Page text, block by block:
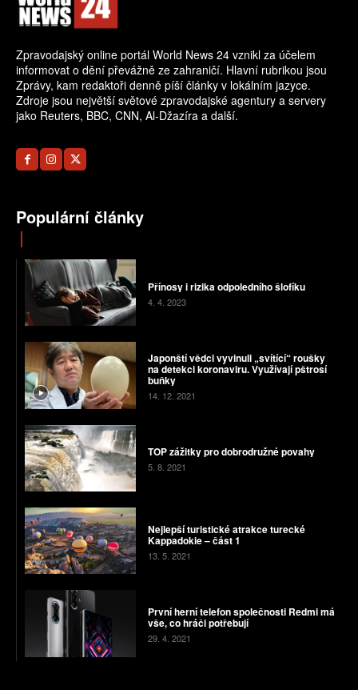
Zpravodajský online portál World News 24 vznikl za účelem
informovat o dění převážně ze zahraničí. Hlavní rubrikou jsou
Zprávy, kam redaktoři denně píší články v lokálním jazyce.
Zdroje jsou největší světové zpravodajské agentury a servery
jako Reuters, BBC, CNN, Al-Džazíra a další.
Populární články
Přínosy i rizika odpoledního šlofíku
4. 4. 2023
Japonští vědci vyvinuli „svítící“ roušky
na detekci koronaviru. Využívají pštrosí
buňky
14. 12. 2021
TOP zážitky pro dobrodružné povahy
5. 8. 2021
Nejlepší turistické atrakce turecké
Kappadokie – část 1
13. 5. 2021
První herní telefon společnosti Redmi má
vše, co hráči potřebují
29. 4. 2021